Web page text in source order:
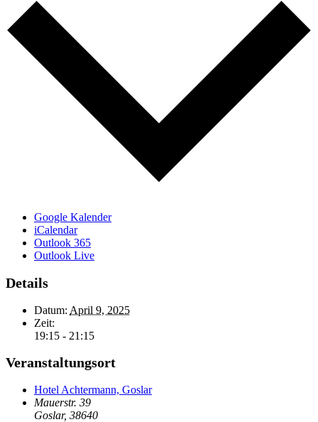
Google Kalender
iCalendar
Outlook 365
Outlook Live
Details
Datum: April 9, 2025
Zeit:
19:15 - 21:15
Veranstaltungsort
Hotel Achtermann, Goslar
Mauerstr. 39
Goslar, 38640